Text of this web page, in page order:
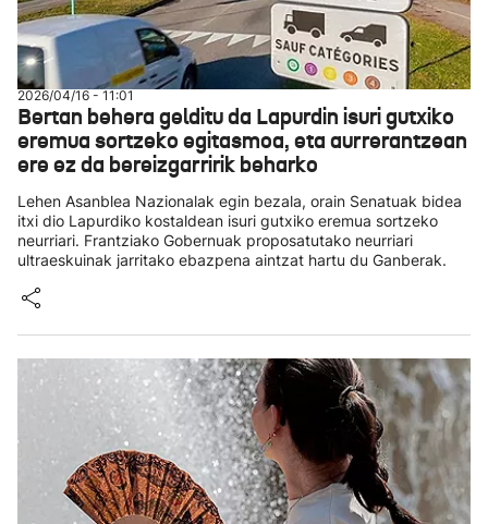
2026/04/16 - 11:01
Bertan behera gelditu da Lapurdin isuri gutxiko
eremua sortzeko egitasmoa, eta aurrerantzean
ere ez da bereizgarririk beharko
Lehen Asanblea Nazionalak egin bezala, orain Senatuak bidea
itxi dio Lapurdiko kostaldean isuri gutxiko eremua sortzeko
neurriari. Frantziako Gobernuak proposatutako neurriari
ultraeskuinak jarritako ebazpena aintzat hartu du Ganberak.